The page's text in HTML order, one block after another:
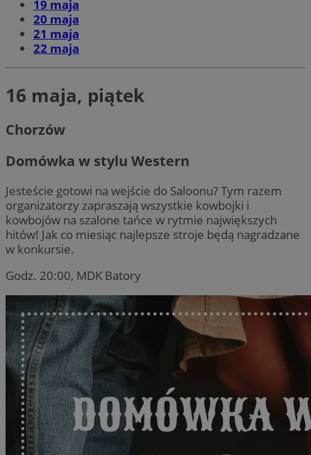
19 maja
20 maja
21 maja
22 maja
16 maja, piątek
Chorzów
Domówka w stylu Western
Jesteście gotowi na wejście do Saloonu? Tym razem
organizatorzy zapraszają wszystkie kowbojki i
kowbojów na szalone tańce w rytmie największych
hitów! Jak co miesiąc najlepsze stroje będą nagradzane
w konkursie.
Godz. 20:00, MDK Batory